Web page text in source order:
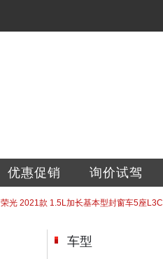
优惠促销 询价试驾
荣光 2021款 1.5L加长基本型封窗车5座L3C
车型